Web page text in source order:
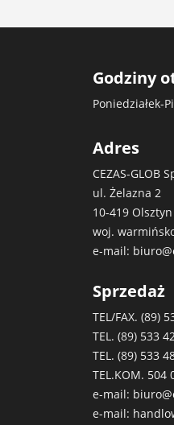
Godziny
Poniedziałek-
Adres
CEZAS-GLOB
ul. Żelazna 2
10-419 Olsztyn
woj.
e-mail:
Sprzedaż
TEL/FAX. (89)
TEL. (89) 533
TEL. (89) 533
TEL.KOM. 504
e-mail:
e-mail: